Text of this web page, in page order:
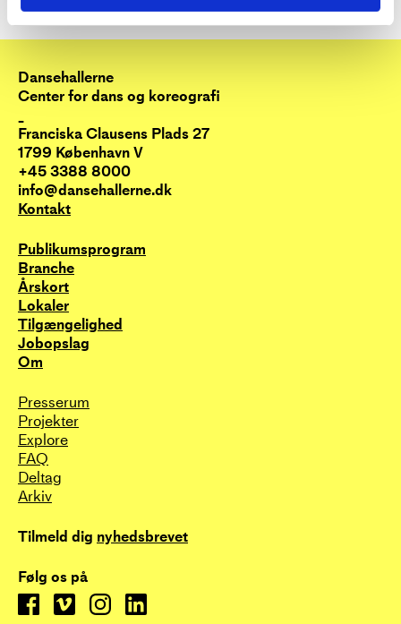
Dansehallerne
Center for dans og koreografi
_
Franciska Clausens Plads 27
1799 København V
+45 3388 8000
info@dansehallerne.dk
Kontakt
Publikums­program
Branche
Årskort
Lokaler
Tilgængelighed
Jobopslag
Om
Presserum
Projekter
Explore
FAQ
Deltag
Arkiv
Tilmeld dig nyhedsbrevet
Følg os på